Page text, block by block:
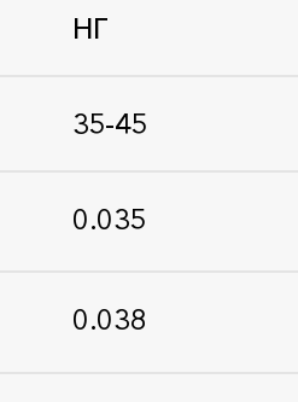
НГ
35-45
0.035
0.038